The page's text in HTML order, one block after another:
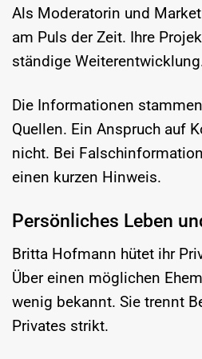
Als Moderatorin und
am Puls der Zeit. Ihre
ständige
Die Informationen
Quellen. Ein Anspruch auf
nicht. Bei
einen kurzen Hinweis.
Persönliches Leben
Britta Hofmann hütet ihr
Über einen möglichen
wenig bekannt. Sie trennt
Privates strikt.